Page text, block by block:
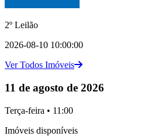
2º Leilão
2026-08-10 10:00:00
Ver Todos Imóveis
11 de agosto de 2026
Terça-feira • 11:00
Imóveis disponíveis